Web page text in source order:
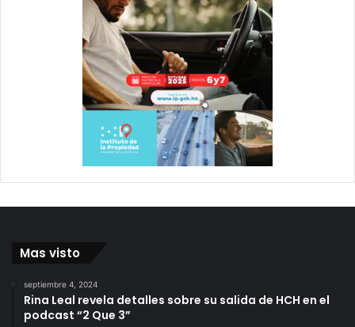
Mas visto
septiembre 4, 2024
Rina Leal revela detalles sobre su salida de HCH en el
podcast “2 Que 3”